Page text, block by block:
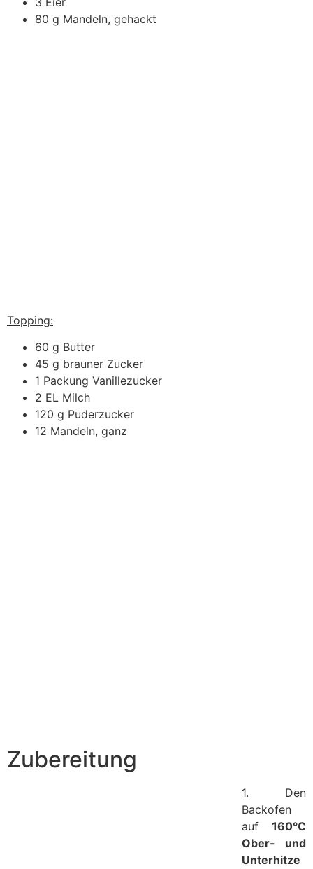
80 g Mandeln, gehackt
Topping:
60 g Butter
45 g brauner Zucker
1 Packung Vanillezucker
2 EL Milch
120 g Puderzucker
12 Mandeln, ganz
Zubereitung
1. Den
Backofen
auf 160°C
Ober- und
Unterhitze